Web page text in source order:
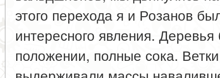
этого перехода я и Розанов
интересного явления.
положении, полные сока.